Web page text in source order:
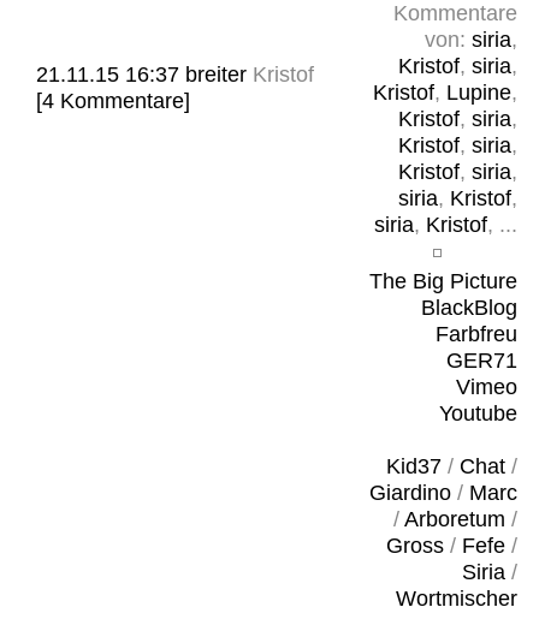
Kommentare
von: siria,
Kristof, siria,
Kristof, Lupine,
Kristof, siria,
Kristof, siria,
Kristof, siria,
siria, Kristof,
siria, Kristof, ...
The Big Picture
BlackBlog
Farbfreu
GER71
Vimeo
Youtube
Kid37/ Chat/
Giardino/ Marc
/ Arboretum /
Gross/ Fefe/
Siria/
Wortmischer
21.11.15 16:37 breiter Kristof
[4 Kommentare]